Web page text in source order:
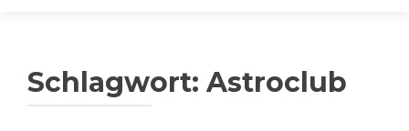
Schlagwort: Astroclub